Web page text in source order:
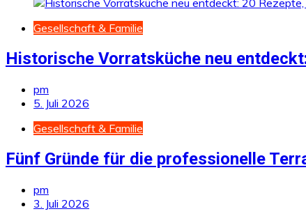
Gesellschaft & Familie
Historische Vorratsküche neu
pm
5. Juli 2026
Gesellschaft & Familie
Fünf Gründe für die professionelle
pm
3. Juli 2026